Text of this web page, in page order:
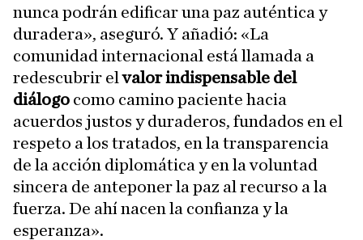
nunca podrán edificar una paz auténtica y
duradera», aseguró. Y añadió: «La
comunidad internacional está llamada a
redescubrir elvalor indispensable del
diálogo como camino paciente hacia
acuerdos justos y duraderos, fundados en el
respeto a los tratados, en la transparencia
de la acción diplomática y en la voluntad
sincera de anteponer la paz al recurso a la
fuerza. De ahí nacen la confianza y la
esperanza».